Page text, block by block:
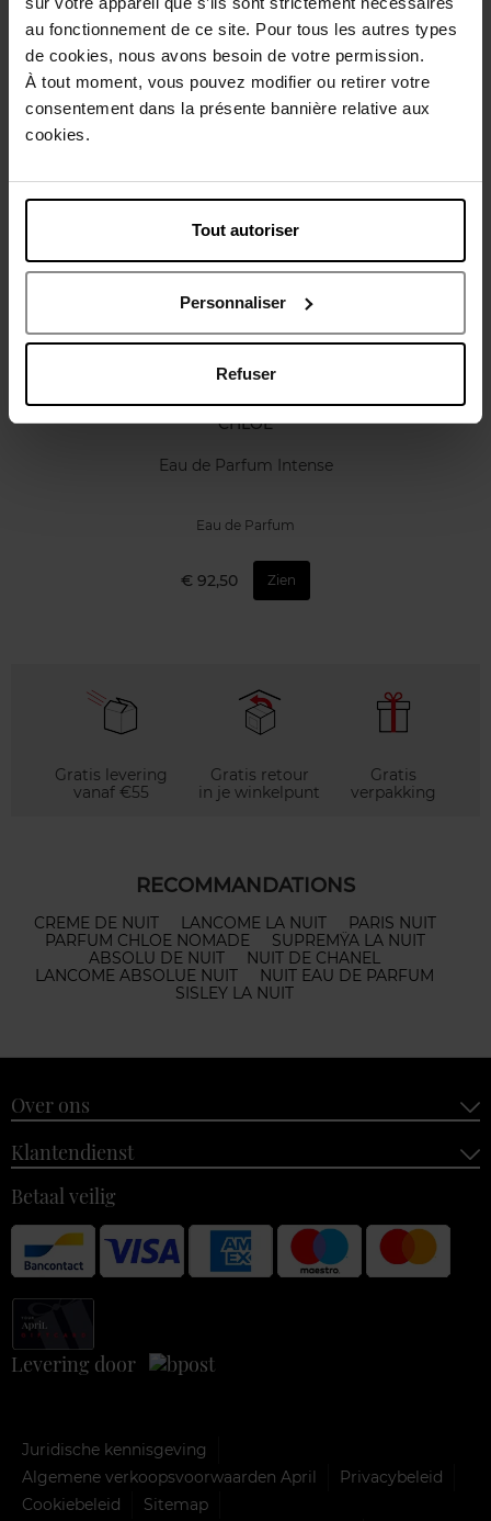
au fonctionnement de ce site. Pour tous les autres types
de cookies, nous avons besoin de votre permission.
À tout moment, vous pouvez modifier ou retirer votre
consentement dans la présente bannière relative aux
cookies.
Tout autoriser
Personnaliser
Refuser
Karakteristieken
Review
CHLOE
Eau de Parfum Intense
Eau de Parfum
€ 92,50 Zien
Gratis levering
vanaf €55
Gratis retour
in je winkelpunt
Gratis
verpakking
RECOMMANDATIONS
CREME DE NUIT LANCOME LA NUIT
PARIS NUIT
PARFUM CHLOE NOMADE
SUPREMŸA LA NUIT
ABSOLU DE NUIT
NUIT DE CHANEL
LANCOME ABSOLUE NUIT
NUIT EAU DE PARFUM
SISLEY LA NUIT
Over ons
Klantendienst
Betaal veilig
Levering door
Juridische kennisgeving
Algemene verkoopsvoorwaarden April
Privacybeleid
Cookiebeleid
Sitemap